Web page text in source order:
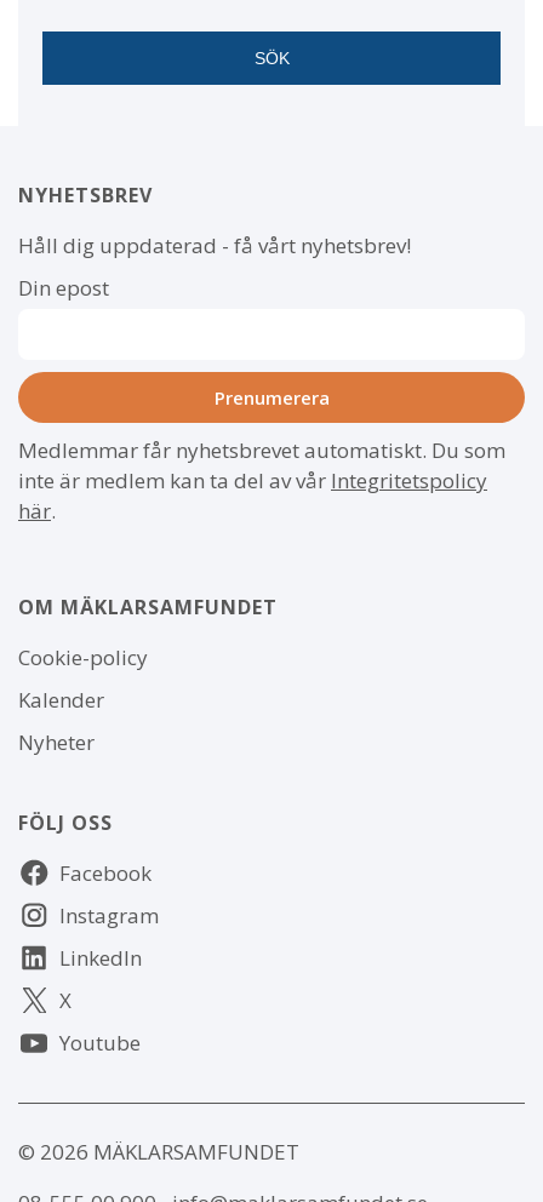
NYHETSBREV
Håll dig uppdaterad - få vårt nyhetsbrev!
Din epost
Medlemmar får nyhetsbrevet automatiskt. Du som
inte är medlem kan ta del av vår Integritetspolicy
här.
OM MÄKLARSAMFUNDET
Om
webbplatsen
Cookie-policy
Kalender
Nyheter
FÖLJ OSS
Följ
oss Facebook
Instagram
LinkedIn
X
Youtube
© 2026 MÄKLARSAMFUNDET